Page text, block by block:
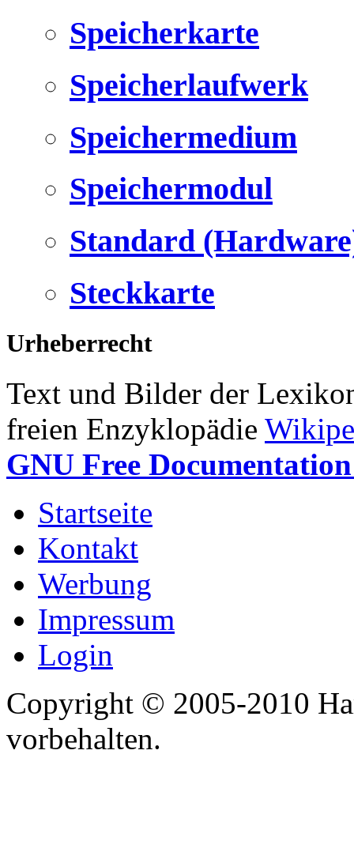
Speicherkarte
Speicherlaufwerk
Speichermedium
Speichermodul
Standard
Steckkarte
Urheberrecht
Text und Bilder der
freien Enzyklopädie
GNU Free
Startseite
Kontakt
Werbung
Impressum
Login
Copyright © 2005-2010
vorbehalten.